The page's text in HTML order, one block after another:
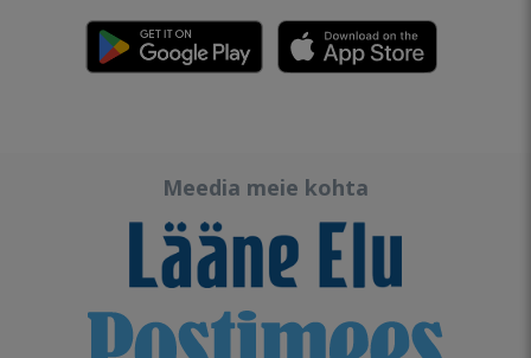
Meedia meie kohta